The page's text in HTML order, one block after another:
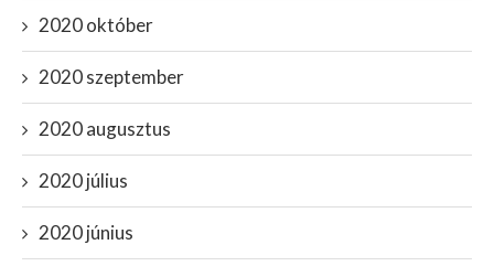
2020 október
2020 szeptember
2020 augusztus
2020 július
2020 június